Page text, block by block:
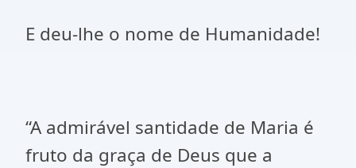
E deu-lhe o nome de Humanidade!
“A admirável santidade de Maria é
fruto da graça de Deus que a